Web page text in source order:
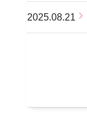
2025.08.21